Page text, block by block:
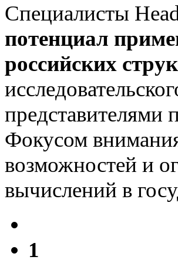
Специалисты
потенциал
российских
представителями
Фокусом
возможностей и
вычислений в
1